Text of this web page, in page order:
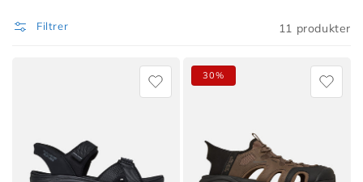
Filtrer 11 produkter
Options
Sort
30%